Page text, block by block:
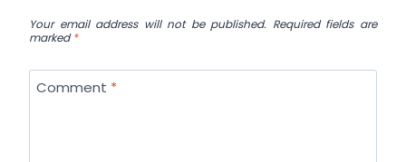
Your email address will not be published. Required fields are
marked*
Comment *